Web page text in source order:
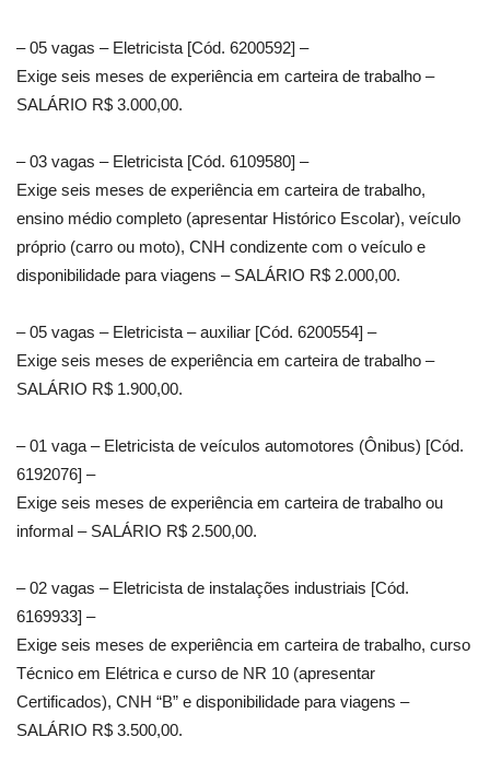
– 05 vagas – Eletricista [Cód. 6200592] –
Exige seis meses de experiência em carteira de trabalho –
SALÁRIO R$ 3.000,00.
– 03 vagas – Eletricista [Cód. 6109580] –
Exige seis meses de experiência em carteira de trabalho,
ensino médio completo (apresentar Histórico Escolar), veículo
próprio (carro ou moto), CNH condizente com o veículo e
disponibilidade para viagens – SALÁRIO R$ 2.000,00.
– 05 vagas – Eletricista – auxiliar [Cód. 6200554] –
Exige seis meses de experiência em carteira de trabalho –
SALÁRIO R$ 1.900,00.
– 01 vaga – Eletricista de veículos automotores (Ônibus) [Cód.
6192076] –
Exige seis meses de experiência em carteira de trabalho ou
informal – SALÁRIO R$ 2.500,00.
– 02 vagas – Eletricista de instalações industriais [Cód.
6169933] –
Exige seis meses de experiência em carteira de trabalho, curso
Técnico em Elétrica e curso de NR 10 (apresentar
Certificados), CNH “B” e disponibilidade para viagens –
SALÁRIO R$ 3.500,00.